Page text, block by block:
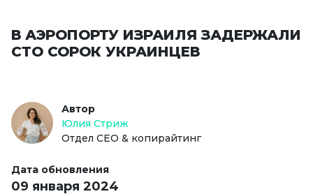
В АЭРОПОРТУ ИЗРАИЛЯ ЗАДЕРЖАЛИ
СТО СОРОК УКРАИНЦЕВ
Автор
Юлия Стриж
Отдел СЕО & копирайтинг
Дата обновления
09 января 2024